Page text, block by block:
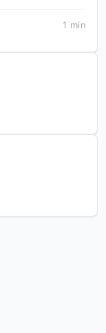
1 min